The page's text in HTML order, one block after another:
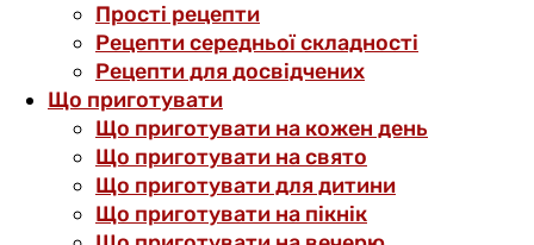
Прості рецепти
Рецепти середньої складності
Рецепти для досвідчених
Що приготувати
Що приготувати на кожен день
Що приготувати на свято
Що приготувати для дитини
Що приготувати на пікнік